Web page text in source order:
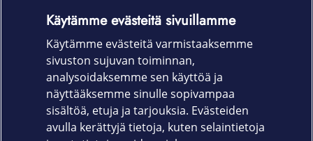
Windows 10 Pro 64-bit
Takuu
Laitevalmistajan 36 kk takuu, Dell
ProSupport -tuotetuki ja on-site-
huoltopalvelu
Käytämme evästeitä sivuillamme
Käytämme evästeitä varmistaaksemme
sivuston sujuvan toiminnan,
analysoidaksemme sen käyttöä ja
näyttääksemme sinulle sopivampaa
sisältöä, etuja ja tarjouksia. Evästeiden
avulla kerättyjä tietoja, kuten selaintietoja